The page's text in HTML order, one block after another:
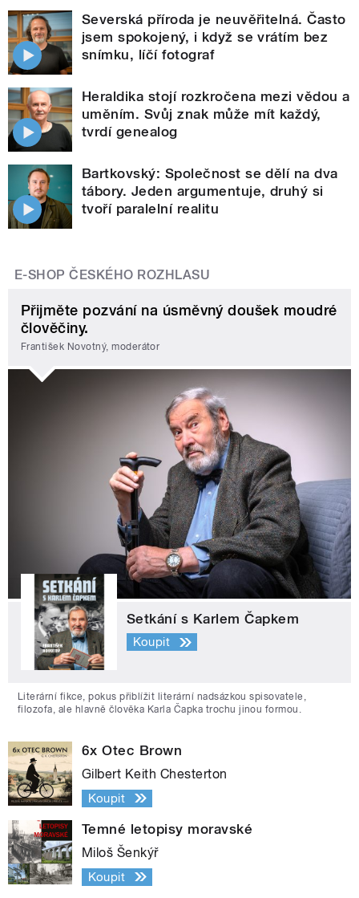
Severská příroda je neuvěřitelná. Často
jsem spokojený, i když se vrátím bez
snímku, líčí fotograf
Heraldika stojí rozkročena mezi vědou a
uměním. Svůj znak může mít každý,
tvrdí genealog
Bartkovský: Společnost se dělí na dva
tábory. Jeden argumentuje, druhý si
tvoří paralelní realitu
E-SHOP ČESKÉHO ROZHLASU
Přijměte pozvání na úsměvný doušek moudré
člověčiny.
František Novotný, moderátor
Setkání s Karlem Čapkem
Koupit
Literární fikce, pokus přiblížit literární nadsázkou spisovatele,
filozofa, ale hlavně člověka Karla Čapka trochu jinou formou.
6x Otec Brown
Gilbert Keith Chesterton
Koupit
Temné letopisy moravské
Miloš Šenkýř
Koupit